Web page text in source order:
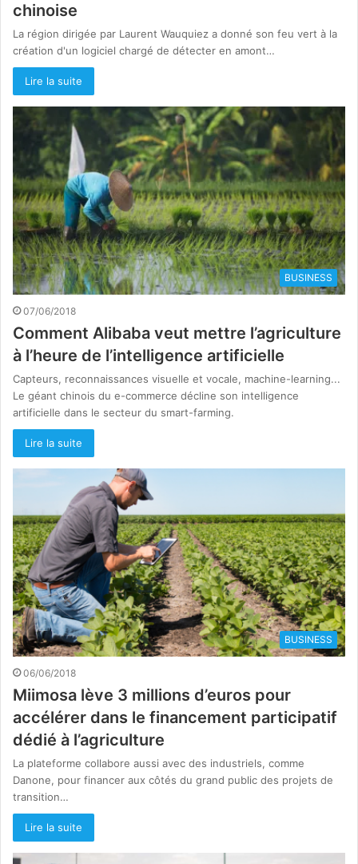
chinoise
La région dirigée par Laurent Wauquiez a donné son feu vert à la
création d'un logiciel chargé de détecter en amont…
Lire la suite
BUSINESS
07/06/2018
Comment Alibaba veut mettre l’agriculture
à l’heure de l’intelligence artificielle
Capteurs, reconnaissances visuelle et vocale, machine-learning...
Le géant chinois du e-commerce décline son intelligence
artificielle dans le secteur du smart-farming.
Lire la suite
BUSINESS
06/06/2018
Miimosa lève 3 millions d’euros pour
accélérer dans le financement participatif
dédié à l’agriculture
La plateforme collabore aussi avec des industriels, comme
Danone, pour financer aux côtés du grand public des projets de
transition…
Lire la suite